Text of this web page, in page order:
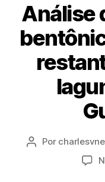
Análise
Por